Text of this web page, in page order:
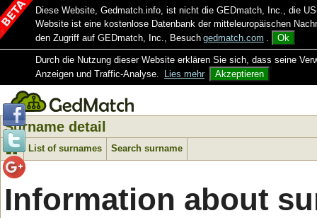
Diese Website, Gedmatch.info, ist nicht die GEDmatch, Inc., die
Website ist eine kostenlose Datenbank der mitteleuropäischen
den Zugriff auf GEDmatch, Inc., Besuch gedmatch.com . Ok
Durch die Nutzung dieser Website erklären Sie sich, dass seine
Anzeigen und Traffic-Analyse.
Lies mehr Akzeptieren
Surname detail
List of surnames Search surname
Information about